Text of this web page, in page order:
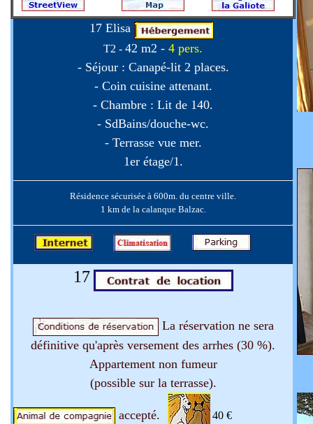
17 Elisa
T2 - 42 m2 - 4 pers.
- Séjour : Canapé-lit 2 places.
- Coin cuisine attenant.
- Chambre : Lit de 140.
- SdBains/douche-wc.
- Terrasse vue mer.
1er étage/1.
Résidence sécurisée à 600m. du centre ville.
1 km de la calanque Balzac.
17
La réservation ne sera
définitive qu'après versement des arrhes (30 %).
Appartement non fumeur
(possible sur la terrasse).
accepté. 40 €